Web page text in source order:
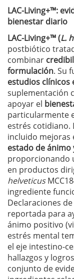
LAC-Living+™:
bienestar diario
LAC-Living+™ (L.
postbiótico
combinar
formulación. Su
estudios clínicos
suplementación
apoyar el
particularmente
estrés cotidiano.
incluido mejoras
estado de ánimo
proporcionando
en productos
helveticus
ingrediente
Declaraciones
reportada para
ánimo positivo
estrés mental
el eje intestino-
hallazgos y
conjunto de